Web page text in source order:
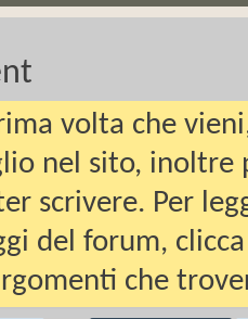
volta che
nel sito, inoltre
scrivere. Per
del forum,
che